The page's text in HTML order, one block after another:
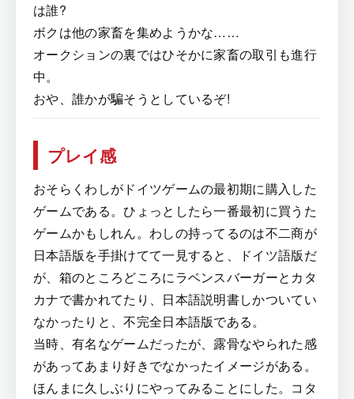
は誰?
ボクは他の家畜を集めようかな……
オークションの裏ではひそかに家畜の取引も進行
中。
おや、誰かが騙そうとしているぞ!
プレイ感
おそらくわしがドイツゲームの最初期に購入した
ゲームである。ひょっとしたら一番最初に買うた
ゲームかもしれん。わしの持ってるのは不二商が
日本語版を手掛けてて一見すると、ドイツ語版だ
が、箱のところどころにラベンスバーガーとカタ
カナで書かれてたり、日本語説明書しかついてい
なかったりと、不完全日本語版である。
当時、有名なゲームだったが、露骨なやられた感
があってあまり好きでなかったイメージがある。
ほんまに久しぶりにやってみることにした。コタ